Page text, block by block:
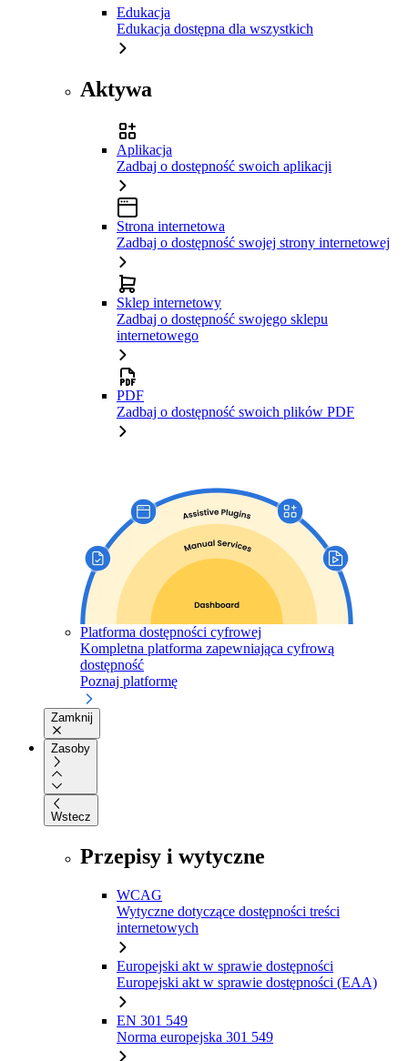
Edukacja
Edukacja dostępna dla wszystkich
Aktywa
Aplikacja
Zadbaj o dostępność swoich aplikacji
Strona internetowa
Zadbaj o dostępność swojej strony internetowej
Sklep internetowy
Zadbaj o dostępność swojego sklepu
internetowego
PDF
Zadbaj o dostępność swoich plików PDF
Platforma dostępności cyfrowej
Kompletna platforma zapewniająca cyfrową
dostępność
Poznaj platformę
Zamknij
Zasoby
Wstecz
Przepisy i wytyczne
WCAG
Wytyczne dotyczące dostępności treści
internetowych
Europejski akt w sprawie dostępności
Europejski akt w sprawie dostępności (EAA)
EN 301 549
Norma europejska 301 549